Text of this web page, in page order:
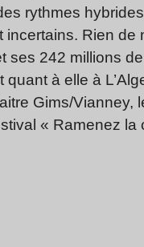
rythmes
incertains. Rien
ses 242 millions
à elle à
Gims/Vianney,
« Ramenez